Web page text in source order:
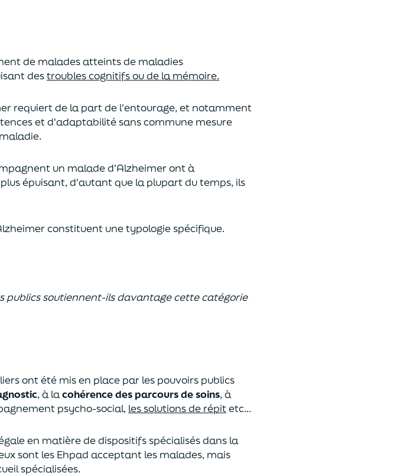
de malades atteints de maladies
destroubles cognitifs ou de la mémoire.
requiert de la part de l'entourage, et notamment
et d'adaptabilité sans commune mesure
un malade d'Alzheimer ont à
épuisant, d'autant que la plupart du temps, ils
constituent une typologie spécifique.
publics soutiennent-ils davantage cette catégorie
ont été mis en place par les pouvoirs publics
, à lacohérence des parcours de soins, à
psycho-social, les solutions de répitetc...
en matière de dispositifs spécialisés dans la
sont les Ehpad acceptant les malades, mais
spécialisées.